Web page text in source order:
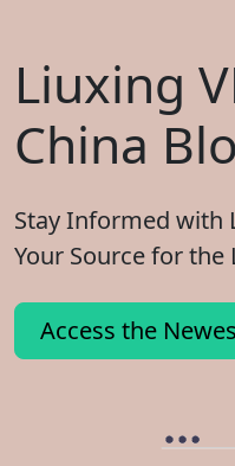
Liuxing
China
Stay Informed with
Your Source for the
Access the